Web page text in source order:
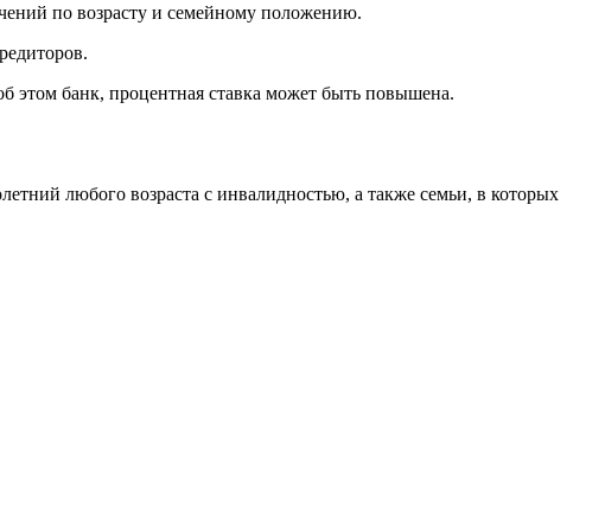
по возрасту и семейному положению.
этом банк, процентная ставка может быть повышена.
любого возраста с инвалидностью, а также семьи, в которых